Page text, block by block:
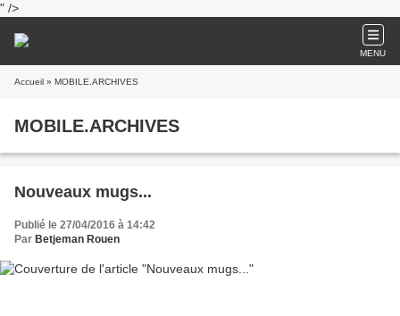
" />
MENU
Accueil » MOBILE.ARCHIVES
MOBILE.ARCHIVES
Nouveaux mugs...
Publié le 27/04/2016 à 14:42
Par Betjeman Rouen